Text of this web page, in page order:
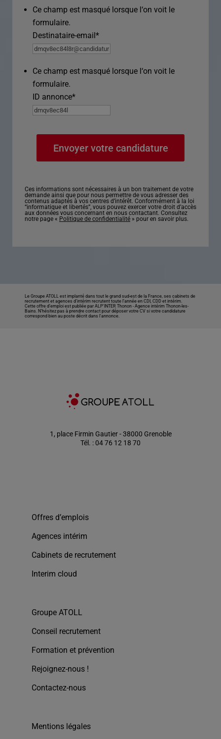
Ce champ est masqué lorsque l‘on voit le
formulaire.
Destinataire-email*
Ce champ est masqué lorsque l‘on voit le
formulaire.
ID annonce*
Ces informations sont nécessaires à un bon traitement de votre
demande ainsi que pour nous permettre de vous adresser des
contenus adaptés à vos centres d’intérêt. Conformément à la loi
“informatique et libertés”, vous pouvez exercer votre droit d’accès
aux données vous concernant en nous contactant. Consultez
notre page « Politique de confidentialité » pour en savoir plus.
Le Groupe ATOLL est implanté dans tout le grand sud-est de la France, ses cabinets de
recrutement et agences d’intérim recrutent toute l’année en CDI, CDD et intérim.
Cette offre d’emploi est publiée par ALP'INTER Thonon -Agence intérim Thonon-les-
Bains. N’hésitez pas à prendre contact pour déposer votre CV si votre candidature
correspond bien au poste décrit dans l'annonce.
1, place Firmin Gautier - 38000 Grenoble
Tél. : 04 76 12 18 70
Offres d’emplois
Agences intérim
Cabinets de recrutement
Interim cloud
Groupe ATOLL
Conseil recrutement
Formation et prévention
Rejoignez-nous !
Contactez-nous
Mentions légales